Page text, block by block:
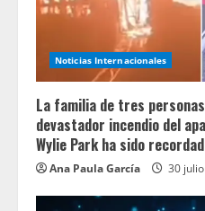
Noticias Internacionales
La familia de tres
devastador incendio del
Wylie Park ha sido
Ana Paula García 30